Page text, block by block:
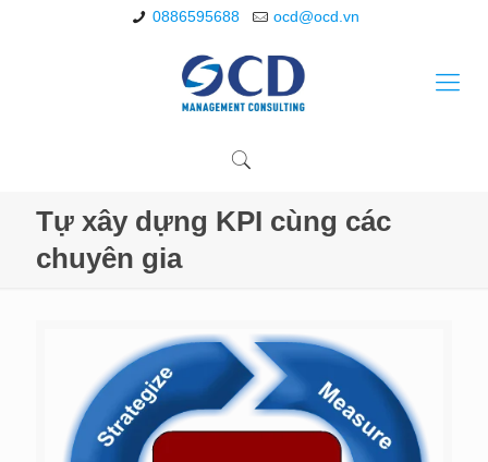
0886595688 ocd@ocd.vn
Tự xây dựng KPI cùng các
chuyên gia